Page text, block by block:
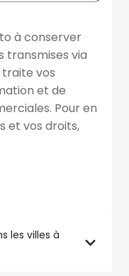
à conserver
transmises via
vos
et de
Pour en
et vos droits,
les villes à